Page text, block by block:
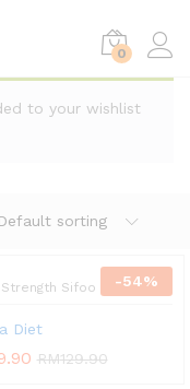
0
to your wishlist
Default sorting
-54%
Sifoo
Diet
RM129.90